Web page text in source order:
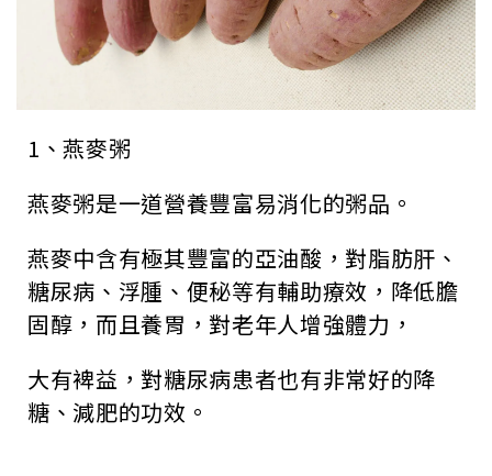
1、燕麥粥
燕麥粥是一道營養豐富易消化的粥品。
燕麥中含有極其豐富的亞油酸，對脂肪肝、
糖尿病、浮腫、便秘等有輔助療效，降低膽
固醇，而且養胃，對老年人增強體力，
大有裨益，對糖尿病患者也有非常好的降
糖、減肥的功效。